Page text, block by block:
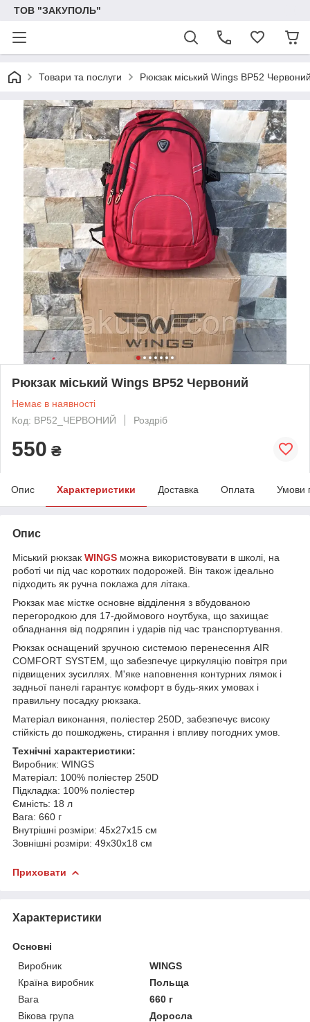
ТОВ "ЗАКУПОЛЬ"
Товари та послуги Рюкзак міський Wings BP52
Рюкзак міський Wings BP52 Червоний
Немає в наявності
Код: BP52_ЧЕРВОНИЙ
Роздріб
550 ₴
Опис Характеристики Доставка Оплата Умови
Опис
Міський рюкзак WINGS можна використовувати в школі, на
роботі чи під час коротких подорожей. Він також ідеально
підходить як ручна поклажа для літака.
Рюкзак має містке основне відділення з вбудованою
перегородкою для 17-дюймового ноутбука, що захищає
обладнання від подряпин і ударів під час транспортування.
Рюкзак оснащений зручною системою перенесення AIR
COMFORT SYSTEM, що забезпечує циркуляцію повітря при
підвищених зусиллях. М'яке наповнення контурних лямок і
задньої панелі гарантує комфорт в будь-яких умовах і
правильну посадку рюкзака.
Матеріал виконання, поліестер 250D, забезпечує високу
стійкість до пошкоджень, стирання і впливу погодних умов.
Технічні характеристики:
Виробник: WINGS
Матеріал: 100% поліестер 250D
Підкладка: 100% поліестер
Ємність: 18 л
Вага: 660 г
Внутрішні розміри: 45х27х15 см
Зовнішні розміри: 49х30х18 см
Приховати
Характеристики
Основні
Виробник
WINGS
Країна виробник
Польща
Вага
660 г
Вікова група
Доросла